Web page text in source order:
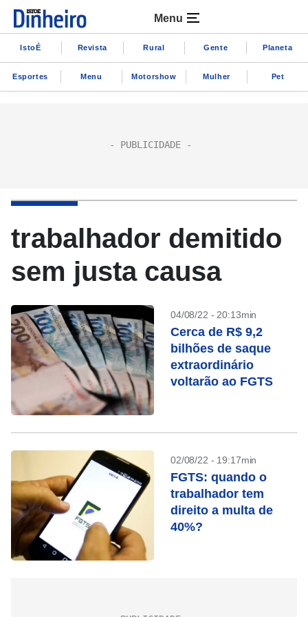
Menu
IstoÉ Revista Rural Gente Planeta
Esportes Menu Motorshow Mulher Pet
trabalhador demitido
sem justa causa
04/08/22 - 20:13min
Cerca de R$ 9,2
bilhões de saque
extraordinário
voltarão ao FGTS
02/08/22 - 19:17min
FGTS: quando o
trabalhador tem
direito a multa de
40%?